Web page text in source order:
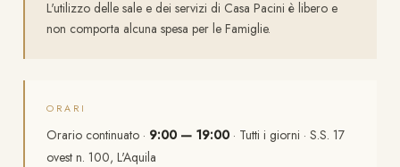
L'utilizzo delle sale e dei servizi di Casa Pacini è libero e
non comporta alcuna spesa per le Famiglie.
ORARI
Orario continuato · 9:00 — 19:00 · Tutti i giorni · S.S. 17
ovest n. 100, L'Aquila